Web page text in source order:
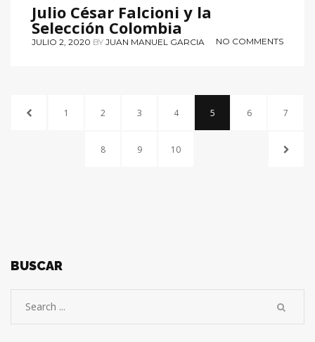
Julio César Falcioni y la
Selección Colombia
JULIO 2, 2020 BY JUAN MANUEL GARCIA NO COMMENTS
1 2 3 4 5 6 7
8 9 10
BUSCAR